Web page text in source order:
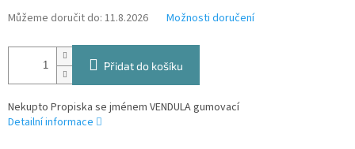
Můžeme doručit do: 11.8.2026 Možnosti doručení
Přidat do košíku
Nekupto Propiska se jménem VENDULA gumovací
Detailní informace